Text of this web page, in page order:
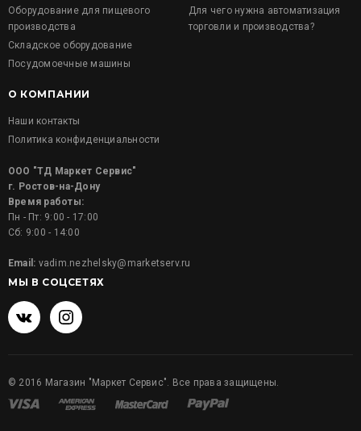
Оборудование для пищевого
производства
Складское оборудование
Посудомоечные машины
Для чего нужна автоматизация
торговли и производства?
О КОМПАНИИ
Наши контакты
Политика конфиденциальности
ООО "ТД Маркет Сервис"
г. Ростов-на-Дону
Время работы:
Пн - Пт: 9:00 - 17:00
Сб: 9:00 - 14:00
Email: vadim.nezhelsky@marketserv.ru
МЫ В СОЦСЕТЯХ
© 2016 Магазин "Маркет Сервис". Все права защищены.